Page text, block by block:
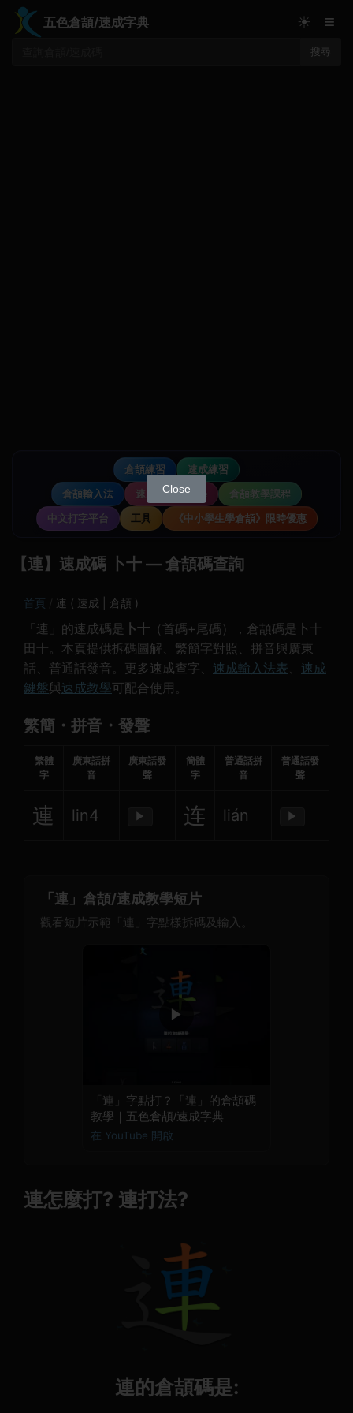
五色倉頡/速成字典
搜尋
☀ ≡
倉頡練習
速成練習
倉頡輸入法
速成輸入法教學
倉頡教學課程
中文打字平台
工具 《中小學生學倉頡》限時優惠
【連】速成碼 卜十 — 倉頡碼查詢
首頁 連 ( 速成 | 倉頡 )
「連」的速成碼是 卜十 （首碼+尾碼），倉頡碼是卜十
田十。本頁提供拆碼圖解、繁簡字對照、拼音與廣東
話、普通話發音。更多速成查字、 速成輸入法表、 速成
鍵盤與速成教學可配合使用。
繁簡・拼音・發聲
繁體
字
廣東話拼
音
廣東話發
聲
簡體
字
普通話拼
音
普通話發
聲
連 lin4 ▶ 连 lián ▶
「連」倉頡/速成教學短片
觀看短片示範「連」字點樣拆碼及輸入。
▶
「連」字點打？「連」的倉頡碼
教學｜五色倉頡/速成字典
在 YouTube 開啟
連怎麼打? 連打法?
連的倉頡碼是:
Close